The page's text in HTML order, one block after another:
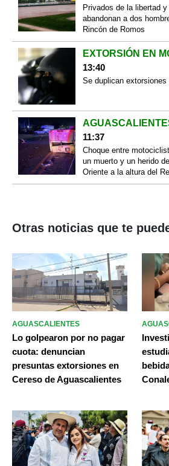
Privados de la libertad
abandonan a dos
Rincón de Romos
EXTORSIÓN EN
13:40
Se duplican extorsiones
11:37
Choque entre
un muerto y un herido
Oriente a la altura del
Otras noticias que te
AGUASCALIENTES
Lo golpearon por no pagar
cuota: denuncian
presuntas extorsiones en
Cereso de Aguascalientes